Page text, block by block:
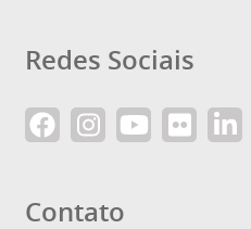
Redes Sociais
Contato